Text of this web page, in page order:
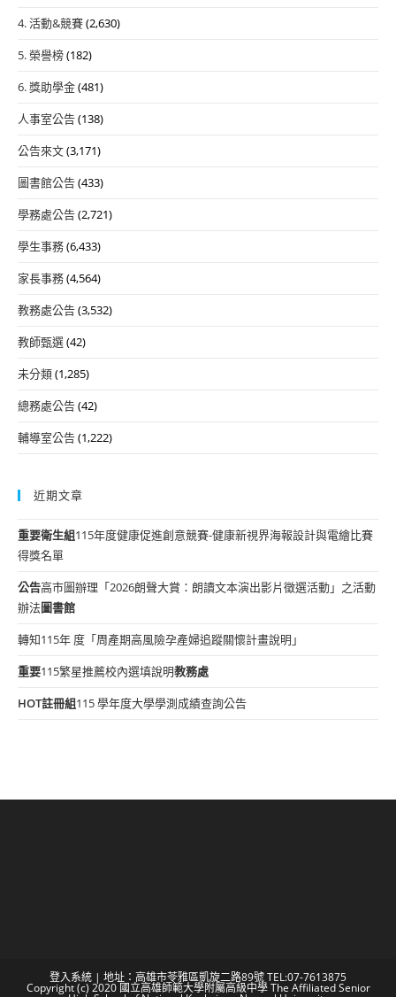
4. 活動&競賽(2,630)
5. 榮譽榜(182)
6. 獎助學金(481)
人事室公告(138)
公告來文(3,171)
圖書館公告(433)
學務處公告(2,721)
學生事務(6,433)
家長事務(4,564)
教務處公告(3,532)
教師甄選(42)
未分類(1,285)
總務處公告(42)
輔導室公告(1,222)
近期文章
重要衛生組115年度健康促進創意競賽-健康新視界海報設計與電繪比賽
得獎名單
公告高市圖辦理「2026朗聲大賞：朗讀文本演出影片徵選活動」之活動
辦法圖書館
轉知115年 度「周產期高風險孕產婦追蹤關懷計畫說明」
重要115繁星推薦校內選填說明教務處
HOT註冊組115 學年度大學學測成績查詢公告
登入系統 | 地址：高雄市苓雅區凱旋二路89號 TEL:07-7613875
Copyright (c) 2020 國立高雄師範大學附屬高級中學 The Affiliated Senior